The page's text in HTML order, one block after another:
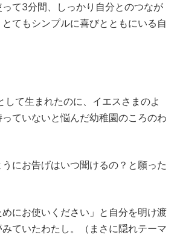
て3分間、しっかり自分とのつなが
てもシンプルに喜びとともにいる自
して生まれたのに、イエスさまのよ
ていないと悩んだ幼稚園のころのわ
にお告げはいつ聞けるの？と願った
めにお使いください」と自分を明け渡
ていたわたし。（まさに隠れテーマ